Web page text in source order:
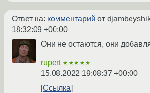
Ответ на: комментарий от
18:32:09 +00:00
Они не остаются, они
rupert ★★★★★
15.08.2022 19:08:37 +00:00
Ссылка